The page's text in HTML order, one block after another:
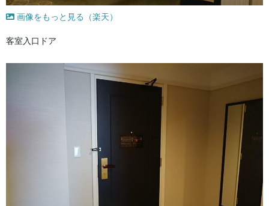
画像をもっと見る（楽天）
客室入口ドア